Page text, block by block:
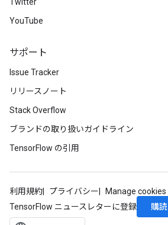
YouTube
サポート
Issue Tracker
リリースノート
Stack Overflow
ブランドの取り扱いガイドライン
TensorFlow の引用
利用規約 プライバシー
Manage cookies
TensorFlow ニュースレターに登録
購読